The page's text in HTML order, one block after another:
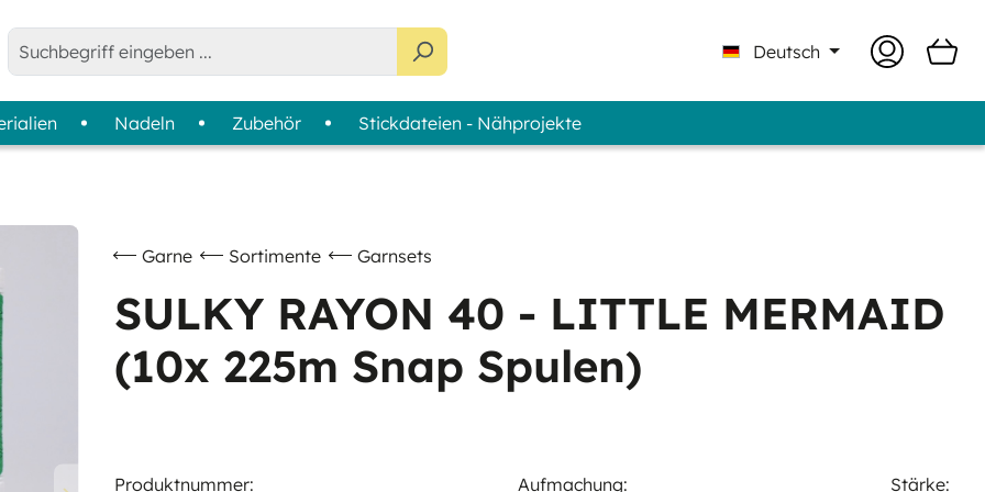
Deutsch
Nadeln Zubehör
Stickdateien - Nähprojekte
Nähen
Quilten & Patchwork
Handsticken
Garnsets
Garnkoffer - Slimline Boxen
Garne Sortimente Garnsets
SULKY RAYON 40 - LITTLE MERMAID
(10x 225m Snap Spulen)
Produktnummer:
Aufmachung:
Stärke: